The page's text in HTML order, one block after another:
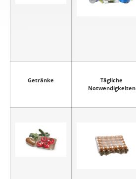
Getränke
Tägliche
Notwendigkeiten